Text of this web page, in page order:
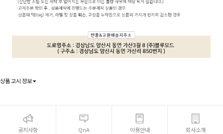
상품 고시 정보
공지사항 QnA 이용안내 회사소개